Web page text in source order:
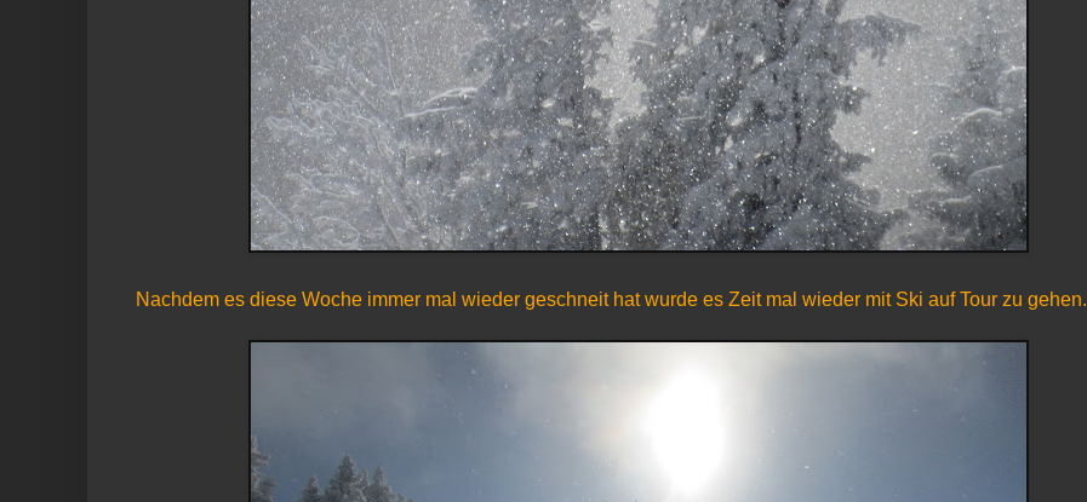
Nachdem es diese Woche immer mal wieder geschneit hat wurde es Zeit mal wieder mit Ski auf Tour zu gehen.